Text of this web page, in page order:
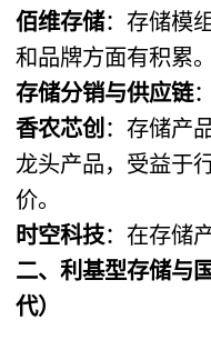
佰维存储：存储模
和品牌方面有积累。
存储分销与供应链：
香农芯创 ：存储产
龙头产品，受益于
价。
时空科技：在存储
二、利基型存储与
代）